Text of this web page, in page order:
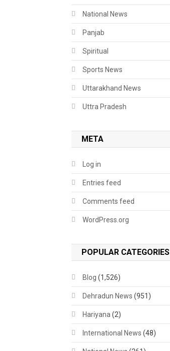
National News
Panjab
Spiritual
Sports News
Uttarakhand News
Uttra Pradesh
META
Log in
Entries feed
Comments feed
WordPress.org
POPULAR CATEGORIES
Blog (1,526)
Dehradun News (951)
Hariyana (2)
International News (48)